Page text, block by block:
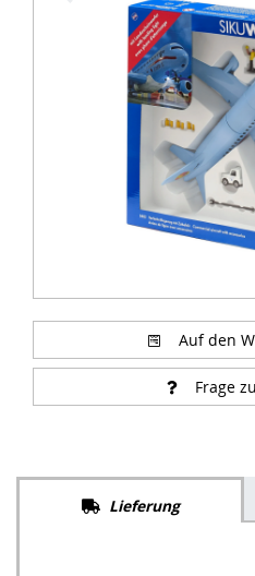
Auf den
Frage
Lieferung